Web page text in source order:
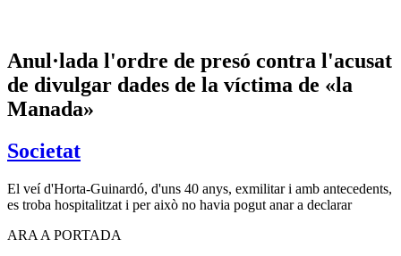
Anul·lada l'ordre de presó contra l'acusat
de divulgar dades de la víctima de «la
Manada»
Societat
El veí d'Horta-Guinardó, d'uns 40 anys, exmilitar i amb antecedents,
es troba hospitalitzat i per això no havia pogut anar a declarar
ARA A PORTADA